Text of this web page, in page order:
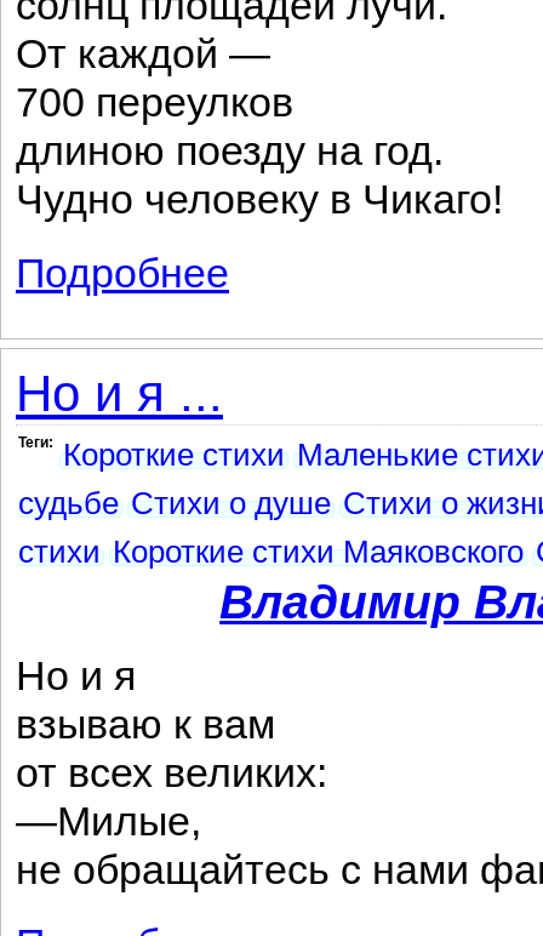
От каждой —
700 переулков
длиною поезду на год.
Чудно человеку в Чикаго!
Подробнее
Но и я ...
Теги: Короткие стихи Маленькие
судьбе Стихи о душе Стихи о
стихи Короткие стихи Маяковского
Владимир
Но и я
взываю к вам
от всех великих:
—Милые,
не обращайтесь с нами